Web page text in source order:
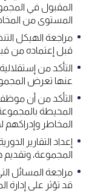
المقبول في
المستوى من
مراجعة الهيكل
قبل إعتماده من
التأكد من
عنها تعرض
التأكد من أن
المحيطة
المخاطر وإدراكهم
إعداد التقارير
المجموعة، وتقديم
مراجعة المسائل
قد تؤثر على إدارة